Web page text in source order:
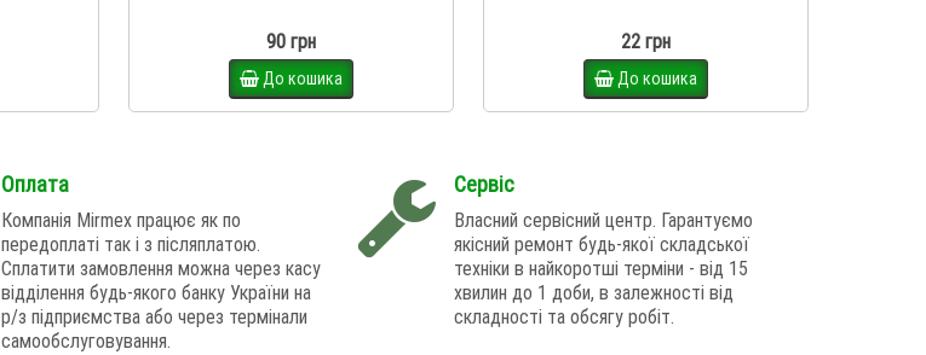
90 грн
До кошика
22 грн
До кошика
Оплата
Компанія Mirmex працює як по
передоплаті так і з післяплатою.
Сплатити замовлення можна через касу
відділення будь-якого банку України на
р/з підприємства або через термінали
самообслуговування.
Сервіс
Власний сервісний центр. Гарантуємо
якісний ремонт будь-якої складської
техніки в найкоротші терміни - від 15
хвилин до 1 доби, в залежності від
складності та обсягу робіт.